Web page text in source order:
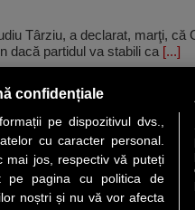
Târziu, a declarat, marţi, că
dacă partidul va stabili ca [...]
COVER STORY LIDERI
confidențiale
pe dispozitivul dvs.,
cu caracter personal.
mai jos, respectiv vă puteți
pe pagina cu politica de
noștri și nu vă vor afecta